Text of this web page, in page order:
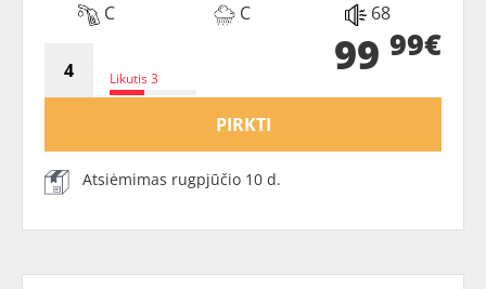
C
C 68
Likutis 3 99 99€
PIRKTI
Atsiėmimas rugpjūčio 10 d.